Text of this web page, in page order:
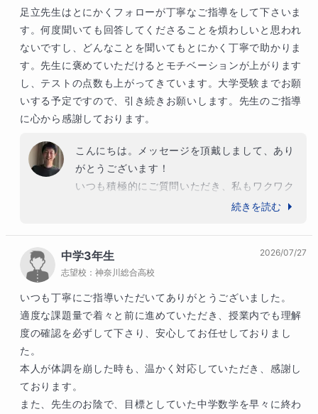
前進を続けられ、素晴らしい結果につながりま
した。
英語も数学も、間違いやすいクセをお持ちでし
たが、最後には綺麗に克服され、申し分のない
答案を書けるようになられて、私も感激しまし
た。継続的にご自身の答案を見返して分析をさ
れるという取り組みをされた成果です。
いね。ますますのご発展をお祈りしておりま
す。
足立先生はとにかくフォローが丁寧なご指導をして下さいま
す。何度聞いても回答してくださることを煩わしいと思われ
ないですし、どんなことを聞いてもとにかく丁寧で助かりま
す。先生に褒めていただけるとモチベーションが上がります
し、テストの点数も上がってきています。大学受験までお願
いする予定ですので、引き続きお願いします。先生のご指導
に心から感謝しております。
こんにちは。メッセージを頂戴しまして、あり
がとうございます！
いつも積極的にご質問いただき、私もワクワク
しながら取り組んでおります。「質問をして理
た」というのはよくあることですので、遠慮な
くどんどん質問してください。
この数ヶ月でも、メキメキと実力アップされて
います。どんどん力をつけて、大学受験もしっ
かり勝利をおさめましょう。私も引き続き、全
力で取り組みますのでよろしくお願いいたしま
続きを読む
中学3年生
志望校： 神奈川総合高校
2026/07/27
いつも丁寧にご指導いただいてありがとうございました。
適度な課題量で着々と前に進めていただき、授業内でも理解
度の確認を必ずして下さり、安心してお任せしておりまし
た。
本人が体調を崩した時も、温かく対応していただき、感謝し
ております。
また、先生のお陰で、目標としていた中学数学を早々に終わ